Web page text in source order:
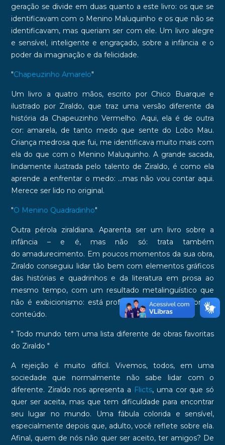
geração se divide em duas quanto a este livro: os que se
identificavam com o Menino Maluquinho e os que não se
identificavam, mas queriam ser com ele. Um livro alegre
e sensível, inteligente e engraçado, sobre a infância e o
poder da imaginação e da felicidade.
"Chapeuzinho Amarelo"
Um livro a quatro mãos, escrito por Chico Buarque e
ilustrado por Ziraldo, que traz uma versão diferente da
história da Chapeuzinho Vermelho. Aqui, ela é de outra
cor: amarela, de tanto medo que sente do Lobo Mau.
Criança medrosa que fui, me identificava muito mais com
ela do que com o Menino Maluquinho. A grande sacada,
lindamente ilustrada pelo talento de Ziraldo, é como ela
aprende a enfrentar o medo: ...mas não vou contar aqui.
Merece ser lido no original.
"O Menino Quadradinho"
Outra pérola ziraldiana. Aparenta ser um livro sobre a
infância – e é, mas não só: trata também
do amadurecimento. Em poucos momentos da sua obra,
Ziraldo conseguiu lidar tão bem com elementos gráficos
das histórias e quadrinhos e da literatura em prosa ao
mesmo tempo, com um resultado metalinguístico que
não é exibicionismo: está profundamente ligado com o
conteúdo.
"Todo mundo tem uma lista diferente de obras favoritas
do Ziraldo "
A rejeição é muito difícil. Vivemos, todos, em uma
sociedade que normalmente não sabe lidar com o
diferente. Ziraldo nos apresenta a Flicts, uma cor que só
quer ser aceita, mas que tem dificuldade para encontrar
seu lugar no mundo. Uma fábula colorida e sensível,
especialmente depois que, adulto, você reflete sobre ela.
Afinal, quem de nós não quer ser aceito, ter amigos? De